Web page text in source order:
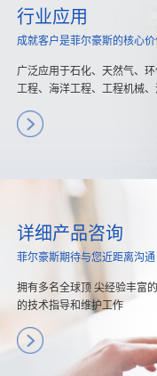
行业应用
成就客户是菲尔豪斯的核心
广泛应用于石化、天然气、
工程、海洋工程、工程机械
详细产品咨询
菲尔豪斯期待与您近距离沟通
拥有多名全球顶 尖经验丰富
的技术指导和维护工作